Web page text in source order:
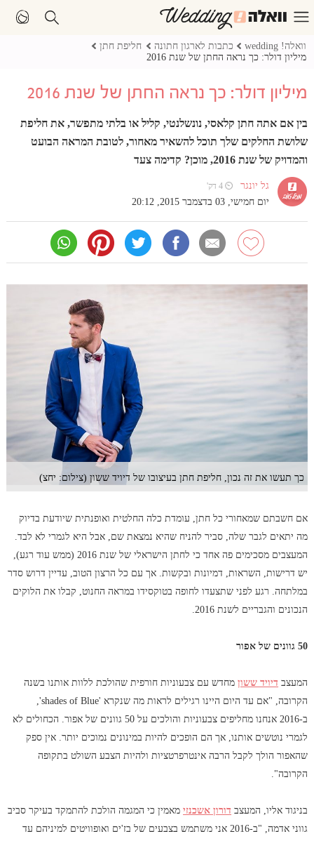
וואלה! wedding כתבות לארגון חתונה
חליפת חתן
מיליון דולר: כך נראה החתן של שנת 2016
מיליון דולר: כך נראה החתן של שנת 2016
בין אם אתה חתן קלאסי, נונשלנטי, קליל או בלתי מתפשר, את חליפת
שלושת החלקים שלך תוכל להשאיר מאחור, לטובת המראה הבועט
והמדויק של שנת 2016, מוכן? קדימה צעד
גל יונגר ⏲ 4 דק'
יום חמישי, 03 בדצמבר 2015, 20:12
כך תעשו את זה נכון, חליפת חתן בעיצובו של דיויד ששון (צילום: יחצ)
אם חשבתם שמאחורי כל חתן, עומדת כלה החלטית ואופנתית שיודעת בדיוק
מה יתאים לגבר שלה, סביר להניח שהיא נמצאת שם, אבל היא לגמרי לא לבד.
המעצבים מסכימים פה אחד כי לחתן הישראלי של שנת 2016 (ממש עוד רגע),
יש דרישות, השראות, דמיונות ובקשות. אך עם כל הרצון הטוב, עדיין דרוש סדר
במלתחה. רגע לפני שתצעדו לחופה בטוקסידו במראה החנוט, קבלו את הלוקים
הנכונים והגבריים לשנת 2016.
50 גוונים של אפור
המעצב דיויד ששוןמחדש עם צבעוניות חורפית שהולכת ללוות אותנו בשנה
הקרובה, "אם עד היום היינו רגילים לראות מה שנקרא 'shades of Blue',
ב-2016 אנחנו מחליפים צבעוניות והולכים על 50 גוונים של אפור. הכחולים לא
לגמרי נוטשים אותנו, אך הם הופכים להיות במינונים נמוכים יותר. אין ספק
שהאפור הולך לקבל הרבה אינטרפרטציות ולהיות הצבע השולט בתקופה
הקרובה".
בניגוד אליו, המעצב דורון אשכנזימאמין כי המגמה הולכת להתמקד בעיקר סביב
גווני אדמה, "ב-2016 אני משתמש בצבעים של בז'ים ואופוויטים למיניהם עד